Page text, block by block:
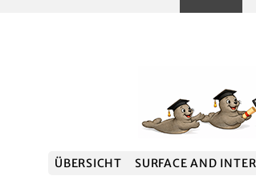
ÜBERSICHT SURFACE AND